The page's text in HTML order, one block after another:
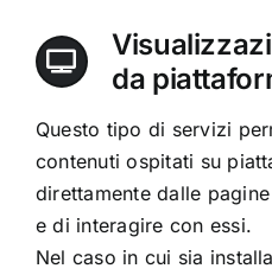
da
Questo tipo di servizi
contenuti ospitati su
direttamente dalle
e di interagire con essi.
Nel caso in cui sia